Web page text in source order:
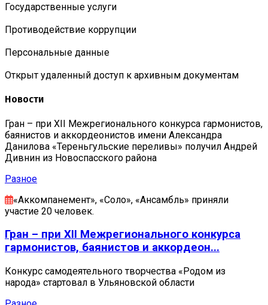
Государственные услуги
Противодействие коррупции
Персональные данные
Открыт удаленный доступ к архивным документам
Новости
Гран – при XII Межрегионального конкурса гармонистов,
баянистов и аккордеонистов имени Александра
Данилова «Тереньгульские переливы» получил Андрей
Дивнин из Новоспасского района
Разное
«Аккомпанемент», «Соло», «Ансамбль» приняли
участие 20 человек.
Гран – при XII Межрегионального конкурса
гармонистов, баянистов и аккордеон...
Конкурс самодеятельного творчества «Родом из
народа» стартовал в Ульяновской области